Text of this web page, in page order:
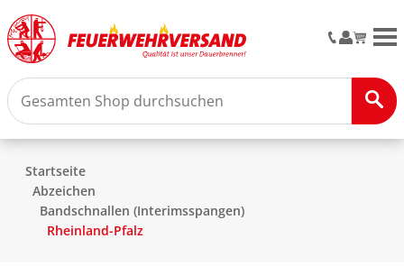
Startseite
Abzeichen
Bandschnallen (Interimsspangen)
Rheinland-Pfalz